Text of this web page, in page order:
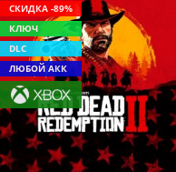
СКИДКА -89%
КЛЮЧ
DLC
ЛЮБОЙ АКК